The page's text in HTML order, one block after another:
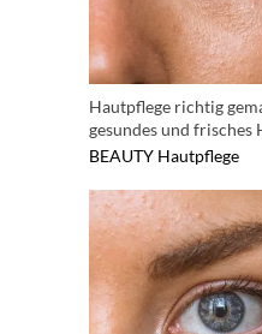
Hautpflege richtig
gesundes und frisches
BEAUTY Hautpflege